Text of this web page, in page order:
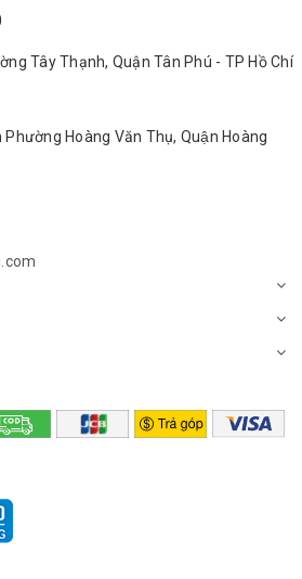
Tây Thạnh, Quận Tân Phú - TP Hồ Chí
Hoàng Văn Thụ, Quận Hoàng